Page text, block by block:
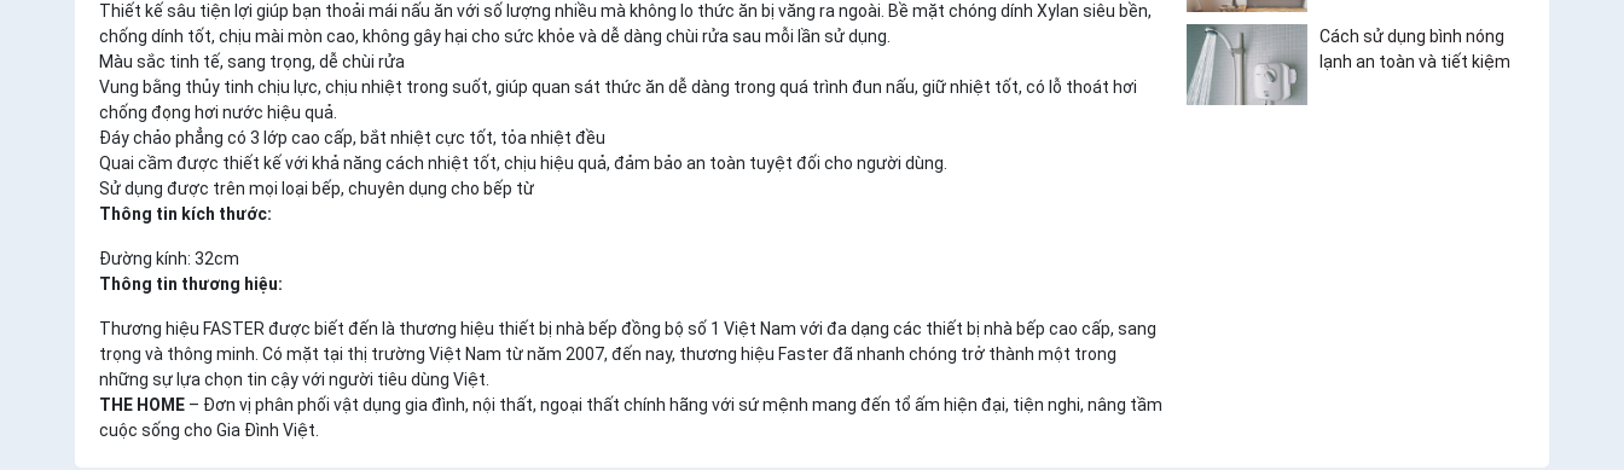
Thiết kế sâu tiện lợi giúp bạn thoải mái nấu ăn với số lượng nhiều mà không lo thức ăn bị văng ra ngoài. Bề mặt chóng dính Xylan siêu bền,
chống dính tốt, chịu mài mòn cao, không gây hại cho sức khỏe và dễ dàng chùi rửa sau mỗi lần sử dụng.
Màu sắc tinh tế, sang trọng, dễ chùi rửa
Vung bằng thủy tinh chịu lực, chịu nhiệt trong suốt, giúp quan sát thức ăn dễ dàng trong quá trình đun nấu, giữ nhiệt tốt, có lỗ thoát hơi
chống đọng hơi nước hiệu quả.
Đáy chảo phẳng có 3 lớp cao cấp, bắt nhiệt cực tốt, tỏa nhiệt đều
Quai cầm được thiết kế với khả năng cách nhiệt tốt, chịu hiệu quả, đảm bảo an toàn tuyệt đối cho người dùng.
Sử dụng được trên mọi loại bếp, chuyên dụng cho bếp từ
Thông tin kích thước:
Đường kính: 32cm
Thông tin thương hiệu:
Thương hiệu FASTER được biết đến là thương hiệu thiết bị nhà bếp đồng bộ số 1 Việt Nam với đa dạng các thiết bị nhà bếp cao cấp, sang
trọng và thông minh. Có mặt tại thị trường Việt Nam từ năm 2007, đến nay, thương hiệu Faster đã nhanh chóng trở thành một trong
những sự lựa chọn tin cậy với người tiêu dùng Việt.
THE HOME – Đơn vị phân phối vật dụng gia đình, nội thất, ngoại thất chính hãng với sứ mệnh mang đến tổ ấm hiện đại, tiện nghi, nâng tầm
cuộc sống cho Gia Đình Việt.
Cách sử dụng bình nóng
lạnh an toàn và tiết kiệm